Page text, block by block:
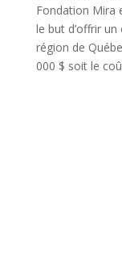
Fondation Mira
le but d’offrir
région de
000 $ soit le